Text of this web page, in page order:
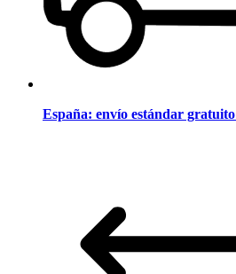
España: envío estándar gratuito